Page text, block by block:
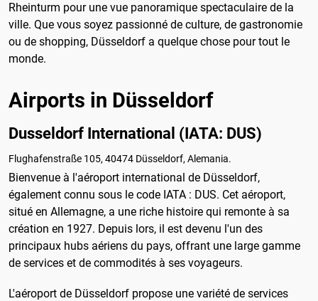
Rheinturm pour une vue panoramique spectaculaire de la
ville. Que vous soyez passionné de culture, de gastronomie
ou de shopping, Düsseldorf a quelque chose pour tout le
monde.
Airports in Düsseldorf
Dusseldorf International (IATA: DUS)
Flughafenstraße 105, 40474 Düsseldorf, Alemania.
Bienvenue à l'aéroport international de Düsseldorf,
également connu sous le code IATA : DUS. Cet aéroport,
situé en Allemagne, a une riche histoire qui remonte à sa
création en 1927. Depuis lors, il est devenu l'un des
principaux hubs aériens du pays, offrant une large gamme
de services et de commodités à ses voyageurs.
L'aéroport de Düsseldorf propose une variété de services